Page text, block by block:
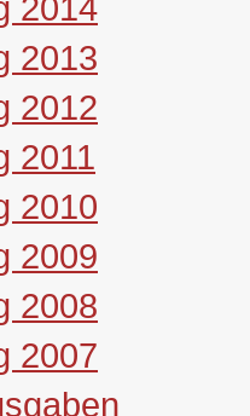
2013
2012
2011
2010
2009
2008
2007